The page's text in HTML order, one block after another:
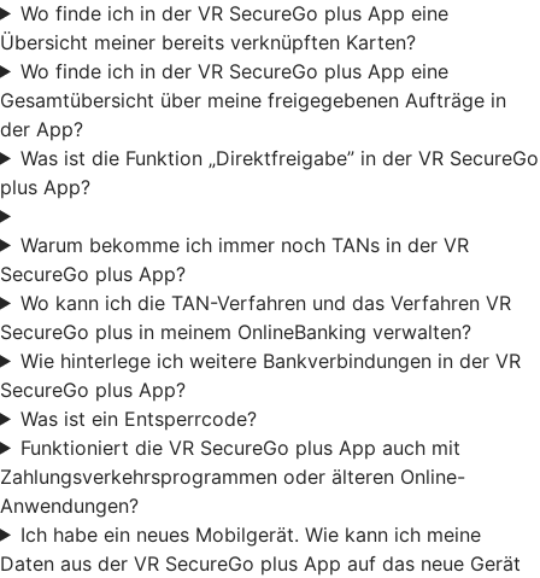
Wo finde ich in der VR SecureGo plus App eine
Übersicht meiner bereits verknüpften Karten?
Wo finde ich in der VR SecureGo plus App eine
Gesamtübersicht über meine freigegebenen Aufträge in
der App?
Was ist die Funktion „Direktfreigabe” in der VR SecureGo
plus App?
Warum bekomme ich immer noch TANs in der VR
SecureGo plus App?
Wo kann ich die TAN-Verfahren und das Verfahren VR
SecureGo plus in meinem OnlineBanking verwalten?
Wie hinterlege ich weitere Bankverbindungen in der VR
SecureGo plus App?
Was ist ein Entsperrcode?
Funktioniert die VR SecureGo plus App auch mit
Zahlungsverkehrsprogrammen oder älteren Online-
Anwendungen?
Ich habe ein neues Mobilgerät. Wie kann ich meine
Daten aus der VR SecureGo plus App auf das neue Gerät